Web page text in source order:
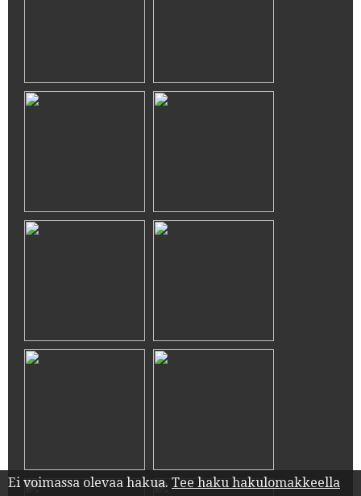
Ei voimassa olevaa hakua. Tee haku hakulomakkeella